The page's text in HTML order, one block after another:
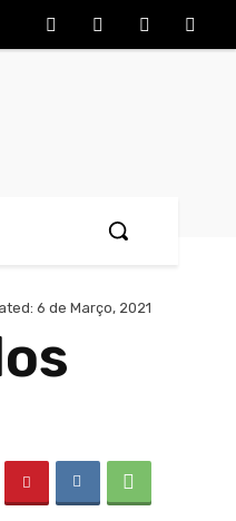
6 de Março, 2021